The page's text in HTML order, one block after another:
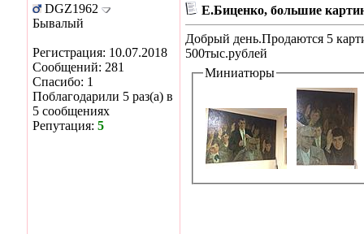
DGZ1962
Бывалый
Регистрация: 10.07.2018
Сообщений: 281
Спасибо: 1
Поблагодарили 5 раз(а) в
5 сообщениях
Репутация: 5
Е.Биценко, большие
Добрый день.Продаются 5
500тыс.рублей
Миниатюры